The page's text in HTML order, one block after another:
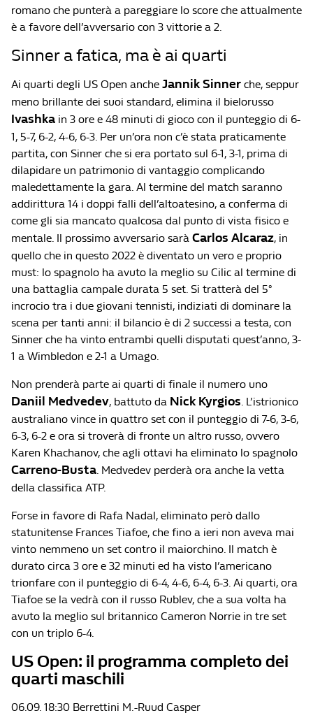
romano che punterà a pareggiare lo score che attualmente
è a favore dell’avversario con 3 vittorie a 2.
Sinner a fatica, ma è ai quarti
Ai quarti degli US Open anche Jannik Sinner che, seppur
meno brillante dei suoi standard, elimina il bielorusso
Ivashka in 3 ore e 48 minuti di gioco con il punteggio di 6-
1, 5-7, 6-2, 4-6, 6-3. Per un’ora non c’è stata praticamente
partita, con Sinner che si era portato sul 6-1, 3-1, prima di
dilapidare un patrimonio di vantaggio complicando
maledettamente la gara. Al termine del match saranno
addirittura 14 i doppi falli dell’altoatesino, a conferma di
come gli sia mancato qualcosa dal punto di vista fisico e
mentale. Il prossimo avversario sarà Carlos Alcaraz, in
quello che in questo 2022 è diventato un vero e proprio
must: lo spagnolo ha avuto la meglio su Cilic al termine di
una battaglia campale durata 5 set. Si tratterà del 5°
incrocio tra i due giovani tennisti, indiziati di dominare la
scena per tanti anni: il bilancio è di 2 successi a testa, con
Sinner che ha vinto entrambi quelli disputati quest’anno, 3-
1 a Wimbledon e 2-1 a Umago.
Non prenderà parte ai quarti di finale il numero uno
Daniil Medvedev, battuto da Nick Kyrgios. L’istrionico
australiano vince in quattro set con il punteggio di 7-6, 3-6,
6-3, 6-2 e ora si troverà di fronte un altro russo, ovvero
Karen Khachanov, che agli ottavi ha eliminato lo spagnolo
Carreno-Busta. Medvedev perderà ora anche la vetta
della classifica ATP.
Forse in favore di Rafa Nadal, eliminato però dallo
statunitense Frances Tiafoe, che fino a ieri non aveva mai
vinto nemmeno un set contro il maiorchino. Il match è
durato circa 3 ore e 32 minuti ed ha visto l’americano
trionfare con il punteggio di 6-4, 4-6, 6-4, 6-3. Ai quarti, ora
Tiafoe se la vedrà con il russo Rublev, che a sua volta ha
avuto la meglio sul britannico Cameron Norrie in tre set
con un triplo 6-4.
US Open: il programma completo dei
quarti maschili
06.09. 18:30 Berrettini M.-Ruud Casper